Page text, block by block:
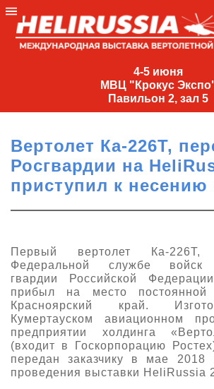
4-5 июня
МВЦ "Крокус
Павильон 2, зал 5
4-
МВЦ
Экспо"
Павильон
2,
зал
+7
(495)
477-
33-81
О выставке
Партнеры выставки
Вертолет Ка-226Т,
Росгвардии на
приступил к
Первый вертолет Ка-226Т,
Федеральной службе войск
гвардии Российской
прибыл на место постоянной
Красноярский край.
Кумертауском авиационном
предприятии холдинга
(входит в Госкорпорацию
передан заказчику в мае 2018
проведения выставки HeliRussia